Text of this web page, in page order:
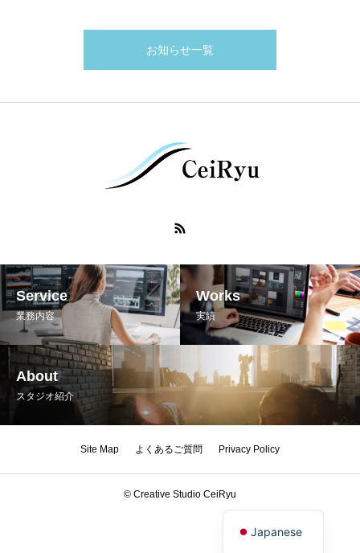
お知らせ一覧
Service
業務内容
Works
実績
About
スタジオ紹介
Site Map よくあるご質問 Privacy Policy
© Creative Studio CeiRyu
Japanese